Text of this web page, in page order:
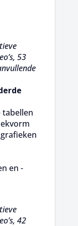
53
tabellen
en -
42